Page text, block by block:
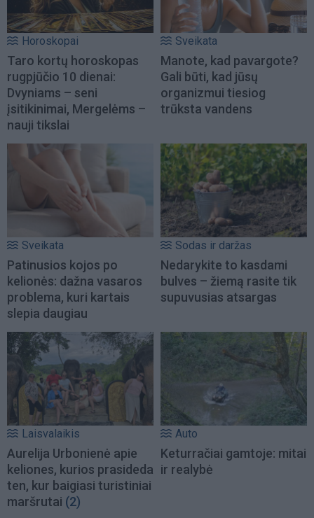
Horoskopai
Taro kortų horoskopas
rugpjūčio 10 dienai:
Dvyniams – seni
įsitikinimai, Mergelėms –
nauji tikslai
Sveikata
Manote, kad pavargote?
Gali būti, kad jūsų
organizmui tiesiog
trūksta vandens
Sveikata
Patinusios kojos po
kelionės: dažna vasaros
problema, kuri kartais
slepia daugiau
Sodas ir daržas
Nedarykite to kasdami
bulves – žiemą rasite tik
supuvusias atsargas
Laisvalaikis
Aurelija Urbonienė apie
keliones, kurios prasideda
ten, kur baigiasi turistiniai
maršrutai (2)
Auto
Keturračiai gamtoje: mitai
ir realybė